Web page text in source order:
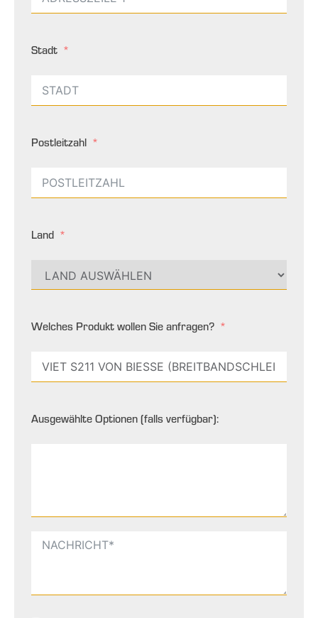
Stadt
Postleitzahl
Land
Welches Produkt wollen Sie anfragen?
Ausgewählte Optionen (falls verfügbar):